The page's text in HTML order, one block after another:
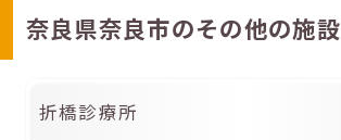
奈良県奈良市のその他の施設
折橋診療所